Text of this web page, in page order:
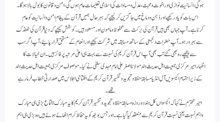
ہوگی ،انسانیت نوازی اوراخوت ومحبت،عدل ومساوات کی اسلامی تعلیمات عام ہوں گی،امن وقانون کا بول بالاہوگا۔
اس بات کو یاد رکھیے اورذہن ودماغ میں جاگزیں کرلیجیے کہ بہر حال ہمیں قرآن کے پیغام امن وانسانیت کو عام
کرناہے۔آپ جہاں بھی ہیں قرآن کی برکت سے محفوظ و مامون اور مسعود ہیں۔ کوشش کیجیے کہ دنیا قرآن کی ٹھنڈک
سے بہرورہو۔آپ حضرات دلجمعی کے ساتھ مسابقہ میں شرکت کیجیے اور انعام کے مستحق قرار پائیے،آپ اگر سب
سے پیچھے رہ بھی گئے تب بھی آپ اس قرآن کریم کی نسبت سے بہت ہی اعلیٰ مرتبہ پر فائز ہیں۔ان خیالات کا
اظہارامیرمرکزی جمعیت اہل حدیث ہند مولانااصغرعلی امام مہدی سلفی نے کیا۔ موصوف مرکزی جمعیت اہل حدیث ہند
کے زیر اہتمام اکیسویں آل انڈیامسابقۂ حفظ وتجوید وتفسیرقرآن کریم کے افتتاحی اجلاس میں صدارتی خطاب فرمارہے
تھے۔
امیر محترم نے کہا کہ اکیسواں کل ہند دو روزہ مسابقۂ حفظ وتجویدوتفسیر قرآن کریم کا یہ مبارک اجتماع بڑی ہی مبارک
واہم نسبت یعنی نسبت قرآن کریم سے منعقدکیاگیاہے۔ اور جس بوجھ کویہ حفاظ کرام اٹھائے ہوئے ہیں وہ بڑی ہی اہم